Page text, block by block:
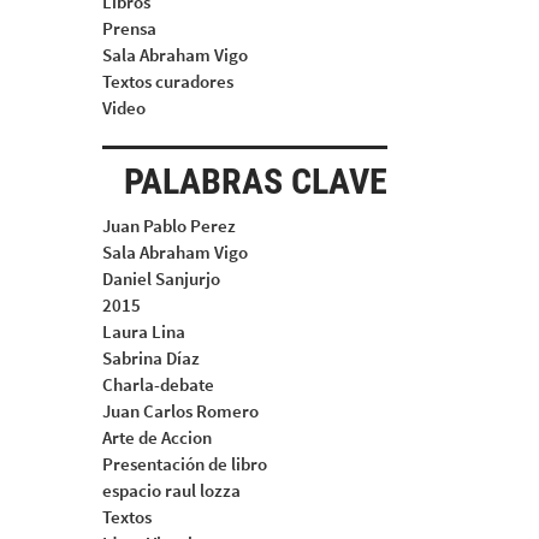
Prensa
Sala Abraham Vigo
Textos curadores
Video
PALABRAS CLAVE
Juan Pablo Perez
Sala Abraham Vigo
Daniel Sanjurjo
2015
Laura Lina
Sabrina Díaz
Charla-debate
Juan Carlos Romero
Arte de Accion
Presentación de libro
espacio raul lozza
Textos